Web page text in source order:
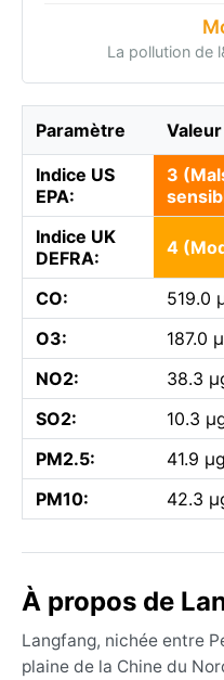
La pollution de
Paramètre Valeur
Indice US
EPA:
3
Indice UK
DEFRA:
4
CO:
519.0
O3:
187.0
NO2:
38.3
SO2:
10.3
PM2.5:
41.9
PM10:
42.3
À propos de
Langfang, nichée entre
plaine de la Chine du